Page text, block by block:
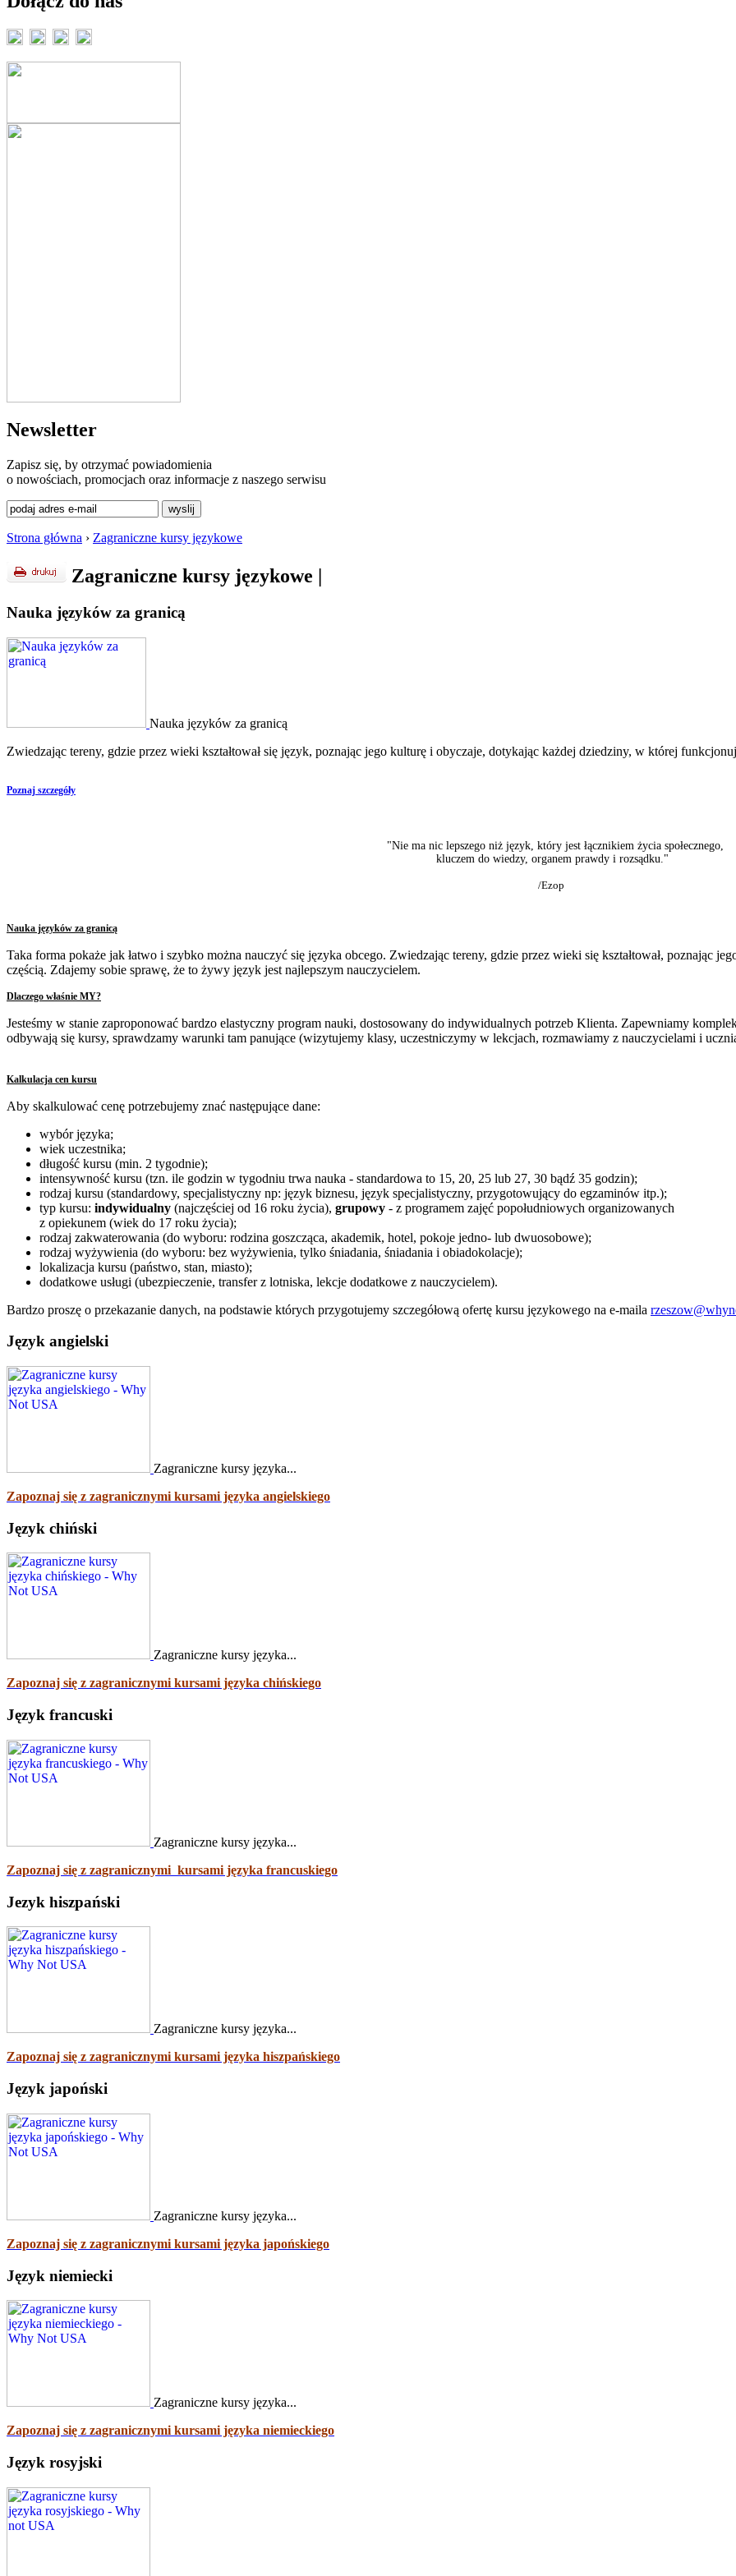
Newsletter
Zapisz się, by otrzymać powiadomienia
o nowościach, promocjach oraz informacje z naszego serwisu
Strona główna › Zagraniczne kursy językowe
Zagraniczne kursy językowe |
Nauka języków za granicą
Nauka języków za granicą
Zwiedzając tereny, gdzie przez wieki kształtował się język, poznając jego kulturę i obyczaje, dotykając każdej dziedziny, w której
Poznaj szczegóły
"Nie ma nic lepszego niż język, który jest łącznikiem życia społecznego,
kluczem do wiedzy, organem prawdy i rozsądku."
/Ezop
Nauka języków za granicą
Taka forma pokaże jak łatwo i szybko można nauczyć się języka obcego. Zwiedzając tereny, gdzie przez wieki się kształtował, poznając
częścią. Zdajemy sobie sprawę, że to żywy język jest najlepszym nauczycielem.
Dlaczego właśnie MY?
Jesteśmy w stanie zaproponować bardzo elastyczny program nauki, dostosowany do indywidualnych potrzeb Klienta. Zapewniamy
odbywają się kursy, sprawdzamy warunki tam panujące (wizytujemy klasy, uczestniczymy w lekcjach, rozmawiamy z nauczycielami i
Kalkulacja cen kursu
Aby skalkulować cenę potrzebujemy znać następujące dane:
wybór języka;
wiek uczestnika;
długość kursu (min. 2 tygodnie);
intensywność kursu (tzn. ile godzin w tygodniu trwa nauka - standardowa to 15, 20, 25 lub 27, 30 bądź 35 godzin);
rodzaj kursu (standardowy, specjalistyczny np: język biznesu, język specjalistyczny, przygotowujący do egzaminów itp.);
typ kursu: indywidualny (najczęściej od 16 roku życia), grupowy - z programem zajęć popołudniowych organizowanych
z opiekunem (wiek do 17 roku życia);
rodzaj zakwaterowania (do wyboru: rodzina goszcząca, akademik, hotel, pokoje jedno- lub dwuosobowe);
rodzaj wyżywienia (do wyboru: bez wyżywienia, tylko śniadania, śniadania i obiadokolacje);
lokalizacja kursu (państwo, stan, miasto);
dodatkowe usługi (ubezpieczenie, transfer z lotniska, lekcje dodatkowe z nauczycielem).
Bardzo proszę o przekazanie danych, na podstawie których przygotujemy szczegółową ofertę kursu językowego na e-maila
Język angielski
Zagraniczne kursy języka...
Zapoznaj się z zagranicznymi kursami języka angielskiego
Język chiński
Zagraniczne kursy języka...
Zapoznaj się z zagranicznymi kursami języka chińskiego
Język francuski
Zagraniczne kursy języka...
Zapoznaj się z zagranicznymi kursami języka francuskiego
Jezyk hiszpański
Zagraniczne kursy języka...
Zapoznaj się z zagranicznymi kursami języka hiszpańskiego
Język japoński
Zagraniczne kursy języka...
Zapoznaj się z zagranicznymi kursami języka japońskiego
Język niemiecki
Zagraniczne kursy języka...
Zapoznaj się z zagranicznymi kursami języka niemieckiego
Język rosyjski